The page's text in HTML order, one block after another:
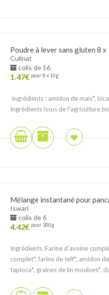
Poudre à lever sans gluten 8 x
Culinat
colis de 16
1.47€ pour 8 x 10g
Ingrédients : amidon de maïs*,
Ingrédients issus de l’agriculture
Mélange instantané pour
Iswari
colis de 6
4.42€ pour 300g
Ingrédients :Farine d’avoine
complet*, farine de teff*, amidon de
tapioca*, graines de lin moulues*,